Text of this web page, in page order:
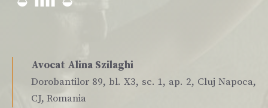
Avocat Alina Szilaghi
Dorobantilor 89, bl. X3, sc. 1, ap. 2, Cluj Napoca,
CJ, Romania